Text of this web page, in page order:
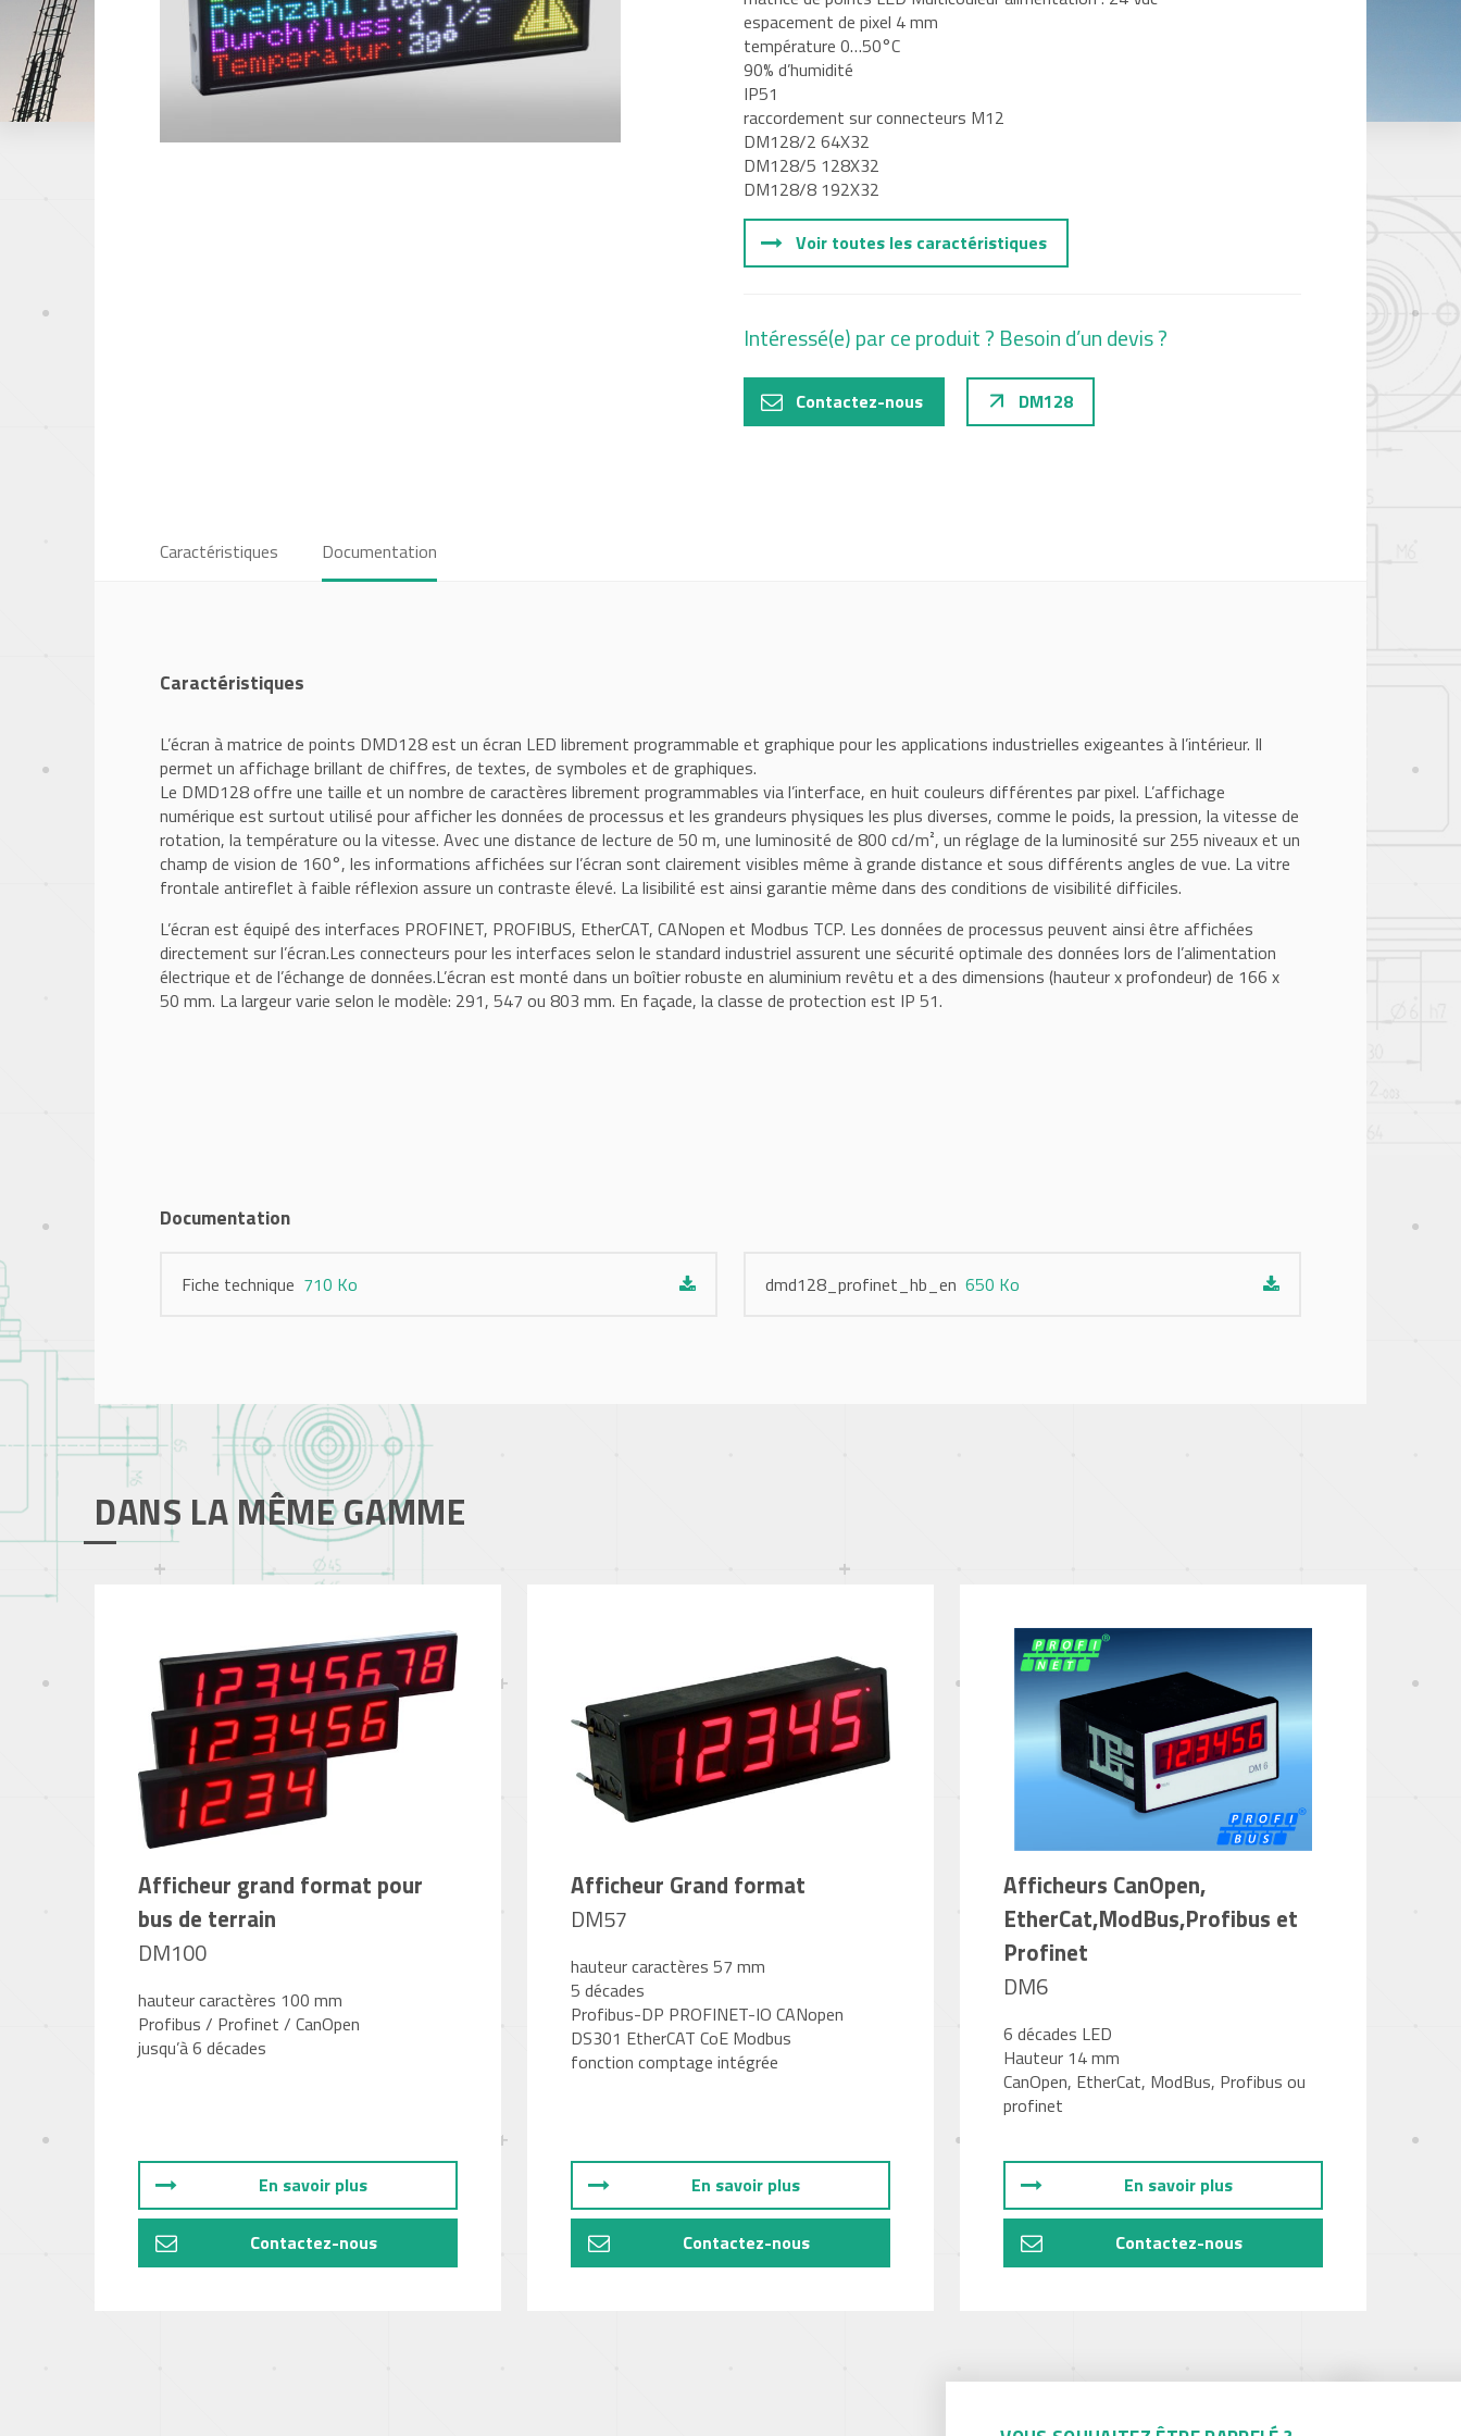
Papeterie
Industrie du métal
Capteurs de pression
espacement de pixel 4 mm
température 0…50°C
90% d’humidité
IP51
raccordement sur connecteurs M12
DM128/2 64X32
DM128/5 128X32
DM128/8 192X32
Voir toutes les caractéristiques
Intéressé(e) par ce produit ? Besoin d’un devis ?
Contactez-nous DM128
Caractéristiques Documentation
Caractéristiques
L’écran à matrice de points DMD128 est un écran LED librement programmable et graphique pour les applications industrielles exigeantes à l’intérieur. Il
permet un affichage brillant de chiffres, de textes, de symboles et de graphiques.
Le DMD128 offre une taille et un nombre de caractères librement programmables via l’interface, en huit couleurs différentes par pixel. L’affichage
numérique est surtout utilisé pour afficher les données de processus et les grandeurs physiques les plus diverses, comme le poids, la pression, la vitesse de
rotation, la température ou la vitesse. Avec une distance de lecture de 50 m, une luminosité de 800 cd/m², un réglage de la luminosité sur 255 niveaux et un
champ de vision de 160°, les informations affichées sur l’écran sont clairement visibles même à grande distance et sous différents angles de vue. La vitre
frontale antireflet à faible réflexion assure un contraste élevé. La lisibilité est ainsi garantie même dans des conditions de visibilité difficiles.
L’écran est équipé des interfaces PROFINET, PROFIBUS, EtherCAT, CANopen et Modbus TCP. Les données de processus peuvent ainsi être affichées
directement sur l’écran.Les connecteurs pour les interfaces selon le standard industriel assurent une sécurité optimale des données lors de l’alimentation
électrique et de l’échange de données.L’écran est monté dans un boîtier robuste en aluminium revêtu et a des dimensions (hauteur x profondeur) de 166 x
50 mm. La largeur varie selon le modèle: 291, 547 ou 803 mm. En façade, la classe de protection est IP 51.
Documentation
Fiche technique 710 Ko dmd128_profinet_hb_en 650 Ko
DANS LA MÊME GAMME
Afficheur grand format pour
bus de terrain
DM100
hauteur caractères 100 mm
Profibus / Profinet / CanOpen
jusqu’à 6 décades
En savoir plus
Contactez-nous
Afficheur Grand format
DM57
hauteur caractères 57 mm
5 décades
Profibus-DP PROFINET-IO CANopen
DS301 EtherCAT CoE Modbus
fonction comptage intégrée
En savoir plus
Contactez-nous
Afficheurs CanOpen,
EtherCat,ModBus,Profibus et
Profinet
DM6
6 décades LED
Hauteur 14 mm
CanOpen, EtherCat, ModBus, Profibus ou
profinet
En savoir plus
Contactez-nous